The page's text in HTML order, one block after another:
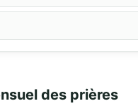
des prières